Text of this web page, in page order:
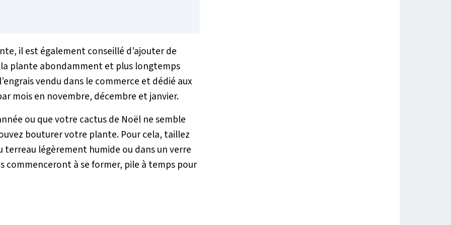
il est également conseillé d’ajouter de
plante abondamment et plus longtemps
vendu dans le commerce et dédié aux
mois en novembre, décembre et janvier.
ou que votre cactus de Noël ne semble
bouturer votre plante. Pour cela, taillez
terreau légèrement humide ou dans un verre
commenceront à se former, pile à temps pour